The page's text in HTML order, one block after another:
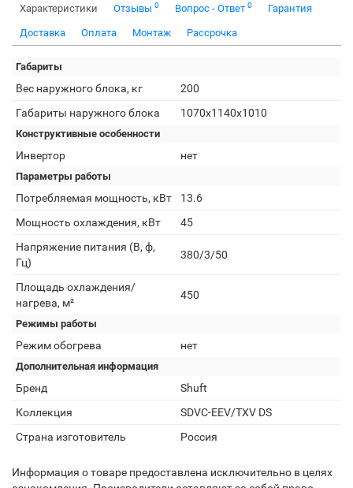
Характеристики Отзывы 0 Вопрос - Ответ 0 Гарантия
Доставка Оплата Монтаж Рассрочка
Габариты
Вес наружного блока, кг
200
Габариты наружного блока
1070х1140х1010
Конструктивные особенности
Инвертор нет
Параметры работы
Потребляемая мощность, кВт
13.6
Мощность охлаждения, кВт
45
Напряжение питания (В, ф,
Гц)
380/3/50
Площадь охлаждения/
нагрева, м²
450
Режимы работы
Режим обогрева нет
Дополнительная информация
Бренд
Shuft
Коллекция
SDVC-EEV/TXV DS
Страна изготовитель
Россия
Информация о товаре предоставлена исключительно в целях